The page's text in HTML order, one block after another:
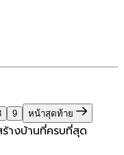
9 หน้าสุดท้าย
างบ้านที่ครบที่สุด